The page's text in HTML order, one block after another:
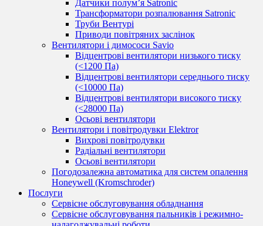
Датчики полум’я Satronic
Трансформатори розпалювання Satronic
Труби Вентурі
Приводи повітряних заслінок
Вентилятори і димососи Savio
Відцентрові вентилятори низького тиску
(<1200 Па)
Відцентрові вентилятори середнього тиску
(<10000 Па)
Відцентрові вентилятори високого тиску
(<28000 Па)
Осьові вентилятори
Вентилятори і повітродувки Elektror
Вихрові повітродувки
Радіальні вентилятори
Осьові вентилятори
Погодозалежна автоматика для систем опалення
Honeywell (Kromschroder)
Послуги
Сервісне обслуговування обладнання
Сервісне обслуговування пальників і режимно-